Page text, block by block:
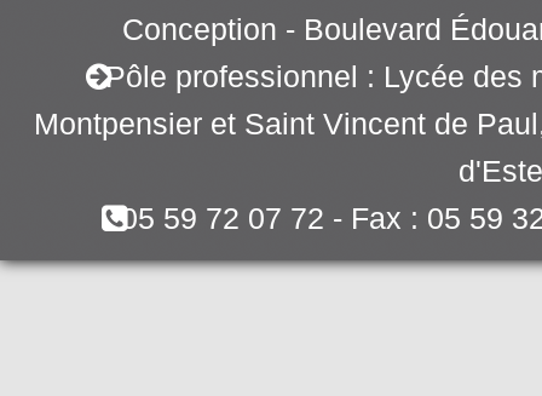
Conception - Boulevard
Pôle professionnel : Lycée des
Montpensier et Saint Vincent de
05 59 72 07 72 - Fax : 05 59